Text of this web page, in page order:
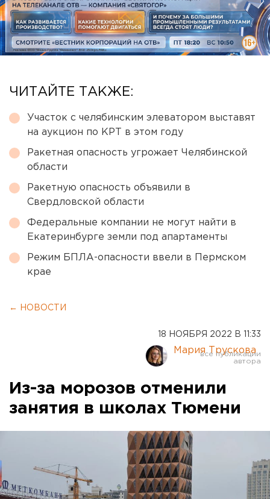
ЧИТАЙТЕ ТАКЖЕ:
Участок с челябинским элеватором выставят
на аукцион по КРТ в этом году
Ракетная опасность угрожает Челябинской
области
Ракетную опасность объявили в
Свердловской области
Федеральные компании не могут найти в
Екатеринбурге земли под апартаменты
Режим БПЛА-опасности ввели в Пермском
крае
← НОВОСТИ
18 НОЯБРЯ 2022 В 11:33
Мария Трускова
Из-за морозов отменили
занятия в школах Тюмени